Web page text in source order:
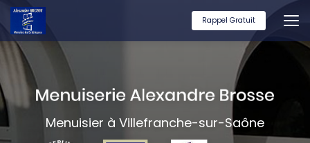
Aller
contenu
principal
Rappel Gratuit
Menuisier à Villefranche-sur-Saône